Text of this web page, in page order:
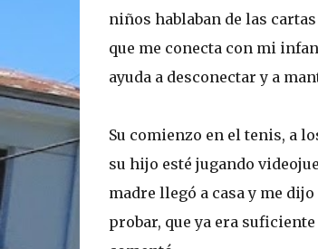
niños hablaban de las
que me conecta con mi
ayuda a desconectar y a
Su comienzo en el tenis, a
su hijo esté jugando
madre llegó a casa y me
probar, que ya era